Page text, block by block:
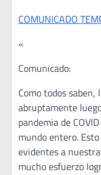
COMUNICADO
«
Comunicado:
Como todos
abruptamente
pandemia de
mundo entero.
evidentes a
mucho esfuerzo